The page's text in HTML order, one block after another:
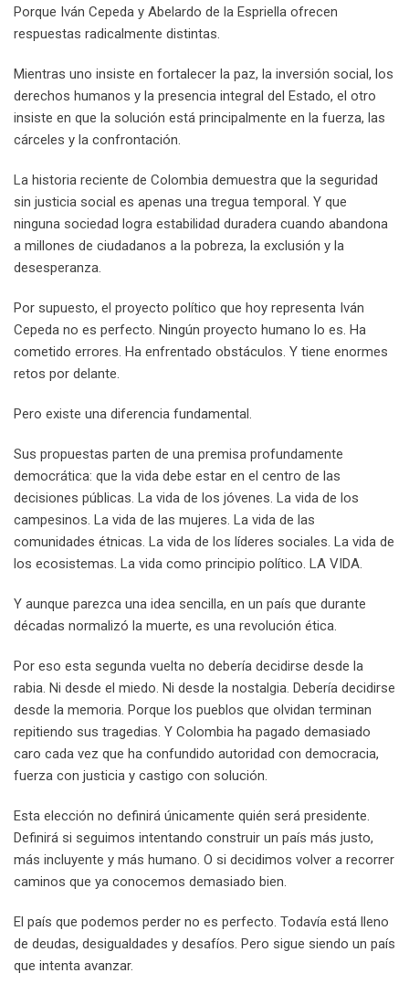
Porque Iván Cepeda y Abelardo de la Espriella ofrecen
respuestas radicalmente distintas.
Mientras uno insiste en fortalecer la paz, la inversión social, los
derechos humanos y la presencia integral del Estado, el otro
insiste en que la solución está principalmente en la fuerza, las
cárceles y la confrontación.
La historia reciente de Colombia demuestra que la seguridad
sin justicia social es apenas una tregua temporal. Y que
ninguna sociedad logra estabilidad duradera cuando abandona
a millones de ciudadanos a la pobreza, la exclusión y la
desesperanza.
Por supuesto, el proyecto político que hoy representa Iván
Cepeda no es perfecto. Ningún proyecto humano lo es. Ha
cometido errores. Ha enfrentado obstáculos. Y tiene enormes
retos por delante.
Pero existe una diferencia fundamental.
Sus propuestas parten de una premisa profundamente
democrática: que la vida debe estar en el centro de las
decisiones públicas. La vida de los jóvenes. La vida de los
campesinos. La vida de las mujeres. La vida de las
comunidades étnicas. La vida de los líderes sociales. La vida de
los ecosistemas. La vida como principio político. LA VIDA.
Y aunque parezca una idea sencilla, en un país que durante
décadas normalizó la muerte, es una revolución ética.
Por eso esta segunda vuelta no debería decidirse desde la
rabia. Ni desde el miedo. Ni desde la nostalgia. Debería decidirse
desde la memoria. Porque los pueblos que olvidan terminan
repitiendo sus tragedias. Y Colombia ha pagado demasiado
caro cada vez que ha confundido autoridad con democracia,
fuerza con justicia y castigo con solución.
Esta elección no definirá únicamente quién será presidente.
Definirá si seguimos intentando construir un país más justo,
más incluyente y más humano. O si decidimos volver a recorrer
caminos que ya conocemos demasiado bien.
El país que podemos perder no es perfecto. Todavía está lleno
de deudas, desigualdades y desafíos. Pero sigue siendo un país
que intenta avanzar.